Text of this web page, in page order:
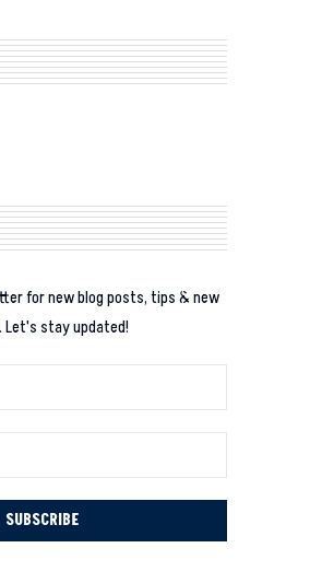
for new blog posts, tips & new
Let's stay updated!